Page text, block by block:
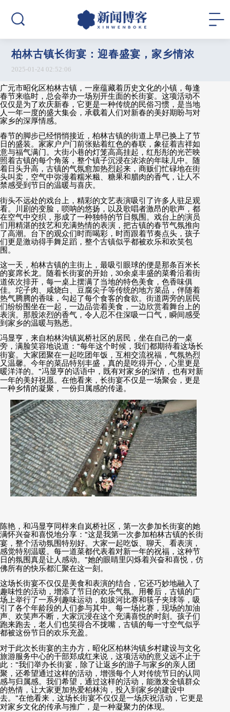
柏林古镇长街宴：迎春盛宴，家乡情浓
2025-01-24 02:52:06
广元市昭化区柏林古镇，一座蕴藏着历史文化的小镇，每逢
春节来临时，总会举办一场别开生面的长街宴。这项活动不
仅仅是为了欢庆新春，它更是一种传统的民俗习惯，是当地
人一年一度的盛大集会，承载着人们对新春的美好期盼与对
家乡的深厚情感。
春节的脚步已经悄悄接近，柏林古镇的街道上早已换上了节
日的盛装。家家户户门前张贴着红色的春联，象征着吉祥如
意与福气满门。大街小巷的灯笼高高挂起，红彤彤的光芒映
照着古镇的每个角落，整个镇子沉浸在浓浓的年味儿中。随
着日头升高，古镇的气氛愈加热烈起来，商贩们忙碌地在街
头叫卖，空气中弥漫着糯米糍、糖果和腊肉的香气，让人不
禁感受到节日的温暖与喜庆。
街头不远处的戏台上，精彩的文艺表演吸引了许多人驻足观
看。川剧的变脸，唢呐的悠扬，以及歌唱者激昂的歌声，都
在空气中交织，形成了一种独特的节日氛围。戏台上的演员
们用精湛的技艺和充满热情的表演，把古镇的春节气氛推向
了高潮。台下的观众们时而喝彩，时而跟着节奏点头，孩子
们更是激动得手舞足蹈，整个古镇似乎都被欢乐和欢笑包
围。
这一天，柏林古镇的主街上，最吸引眼球的便是那条百米长
的宴席长龙。随着长街宴的开始， 30余桌丰盛的菜肴沿着街
道依次排开，每一桌上摆满了当地的特色美食，色香味俱
佳。坨子肉、咸烧白、豆腐尖子等传统的地方菜品，伴随着
热气腾腾的香味，勾起了每个食客的食欲。街道两旁的居民
们纷纷围坐在一起，一边品尝着美食，一边欣赏着舞台上的
表演。那股浓烈的香气，令人忍不住深吸一口气，瞬间感受
到家乡的温暖与熟悉。
冯显亨，来自柏林沟镇岚桥社区的居民，坐在自己的一桌
旁，满脸笑容地说道： “每年这个时候，我们都期待着这场长
街宴。大家团聚在一起吃团年饭，互相交流祝福，气氛热烈
又温馨。今年的菜品特别丰盛，真的是吃得开心，心里更是
暖洋洋的。 ”冯显亨的话语中，既有对家乡的深情，也有对新
一年的美好祝愿。在他看来，长街宴不仅是一场聚会，更是
一种乡情的凝聚，一份归属感的传递。
陈艳，和冯显亨同样来自岚桥社区，第一次参加长街宴的她
满怀兴奋和喜悦地分享： “这是我第一次参加柏林古镇的长街
宴，整个活动氛围特别好。大家一起吃饭、聊天、看表演，
感觉特别温暖。每一道菜都代表着对新一年的祝福，这种节
日的氛围真是让人感动。 ”她的眼睛里闪烁着兴奋和喜悦，仿
佛所有的快乐都汇聚在这一刻。
这场长街宴不仅仅是美食和表演的结合，它还巧妙地融入了
趣味性的活动，增添了节日的欢乐气氛。用餐后，古镇的广
场上举行了一系列趣味运动，如拔河比赛和筷子夹球等，吸
引了各个年龄段的人们参与其中。每一场比赛，现场的加油
声、欢笑声不断，大家沉浸在这个充满喜悦的时刻。孩子们
跑来跑去，老人们也笑得合不拢嘴，古镇的每一寸空气似乎
都被这份节日的欢乐充盈。
对于此次长街宴的主办方，昭化区柏林沟镇乡村建设与文化
旅游服务中心的干部郑成红来说，这项活动的意义远不止于
此： “我们举办长街宴，除了让返乡的游子与家乡的亲人团
聚，还希望通过这样的活动，增强每个人对传统节日的认同
感与归属感。我们希望，通过这样的活动，能激发全镇群众
的热情，让大家更加热爱柏林沟，投入到家乡的建设中
去。 ”在他看来，这场长街宴不仅仅是一场庆祝活动，它更是
对家乡文化的传承与推广，是一种凝聚力的体现。